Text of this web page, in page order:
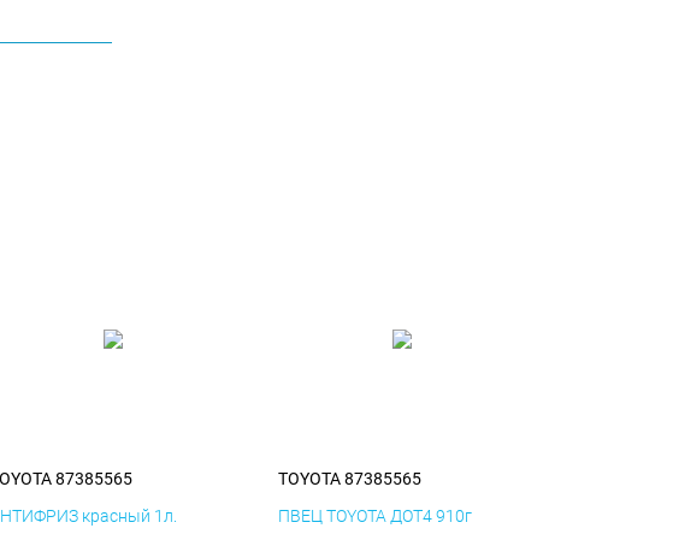
87385565
красный 1л.
TOYOTA 87385565
ПВЕЦ TOYOTA ДОТ4 910г